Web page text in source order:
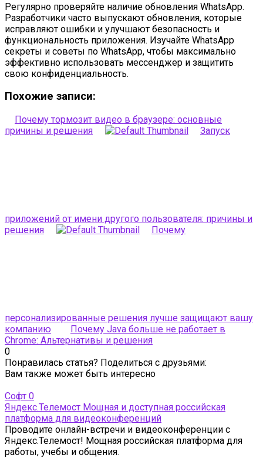
Регулярно проверяйте наличие обновления WhatsApp.
Разработчики часто выпускают обновления, которые
исправляют ошибки и улучшают безопасность и
функциональность приложения. Изучайте WhatsApp
секреты и советы по WhatsApp, чтобы максимально
эффективно использовать мессенджер и защитить
свою конфиденциальность.
Похожие записи:
Почему тормозит видео в браузере: основные
причины и решения
Запуск
приложений от имени другого пользователя: причины и
решения
Почему
персонализированные решения лучше защищают вашу
компанию
Почему Java больше не работает в
Chrome: Альтернативы и решения
0
Понравилась статья? Поделиться с друзьями:
Вам также может быть интересно
Софт 0
Яндекс.Телемост Мощная и доступная российская
платформа для видеоконференций
Проводите онлайн-встречи и видеоконференции с
Яндекс.Телемост! Мощная российская платформа для
работы, учебы и общения.